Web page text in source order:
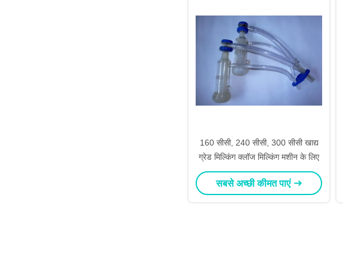
160 सीसी, 240 सीसी, 300 सीसी खाद्य
ग्रेड मिल्किंग क्लॉज मिल्किंग मशीन के लिए
सबसे अच्छी कीमत पाएं